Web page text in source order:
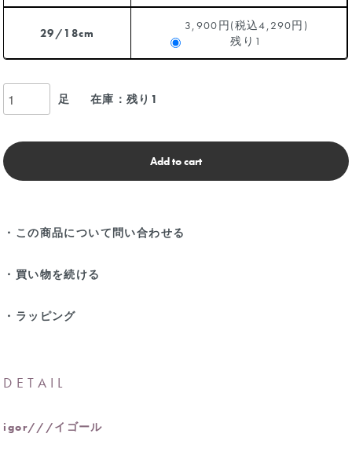
29/18cm
3,900円(税込4,290円)
残り1
足 在庫：残り1
Add to cart
・この商品について問い合わせる
・買い物を続ける
・ラッピング
DETAIL
igor///イゴール